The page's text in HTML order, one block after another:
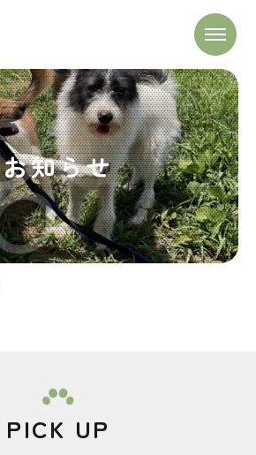
お知らせ
PICK UP